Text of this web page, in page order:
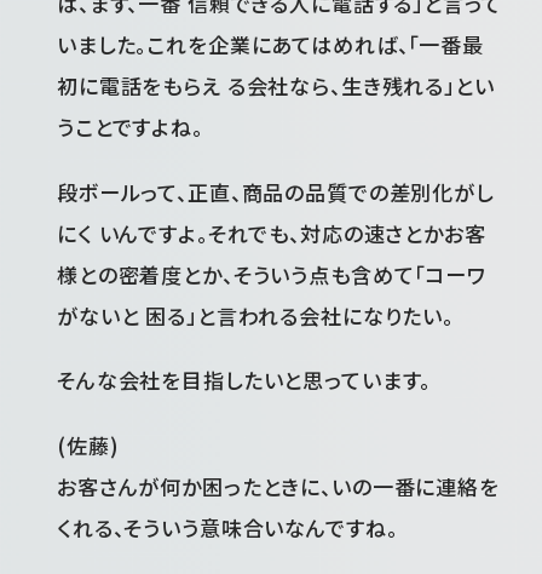
いました。これを企業にあてはめれば、「一番最
初に電話をもらえ る会社なら、生き残れる」とい
うことですよね。
段ボールって、正直、商品の品質での差別化がし
にく いんですよ。それでも、対応の速さとかお客
様との密着度とか、そういう点も含めて「コーワ
がないと 困る」と言われる会社になりたい。
そんな会社を目指したいと思っています。
(佐藤)
お客さんが何か困ったときに、いの一番に連絡を
くれる、そういう意味合いなんですね。